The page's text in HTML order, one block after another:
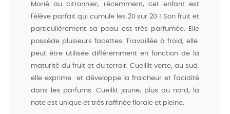
Marié au citronnier, récemment, cet enfant est
l'élève parfait qui cumule les 20 sur 20 ! Son fruit et
particulièrement sa peau est très parfumée. Elle
possède plusieurs facettes. Travaillée à froid, elle
peut être utilisée différemment en fonction de la
maturité du fruit et du terroir. Cueillit verte, au sud,
elle exprime et développe la fraicheur et l'acidité
dans les parfums. Cueillit jaune, plus au nord, la
note est unique et très raffinée florale et pleine.